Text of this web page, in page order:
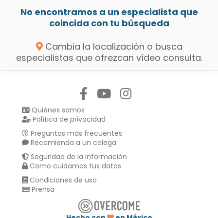
No encontramos a un especialista que
coincida con tu búsqueda
Cambia la localización o busca
especialistas que ofrezcan vídeo consulta.
Quiénes somos
Política de privacidad
Preguntas más frecuentes
Recomienda a un colega
Seguridad de la información
Como cuidamos tus datos
Condiciones de uso
Prensa